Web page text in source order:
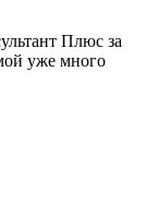
Плюс за
уже много